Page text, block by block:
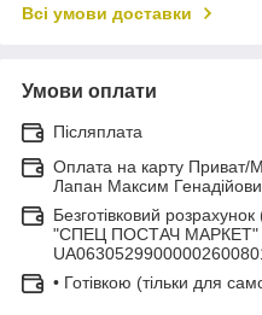
Всі умови доставки
Умови оплати
Післяплата
Оплата на карту Приват/
Лапан Максим
Безготівковий
"СПЕЦ ПОСТАЧ МАРКЕТ"
• Готівкою (тільки для